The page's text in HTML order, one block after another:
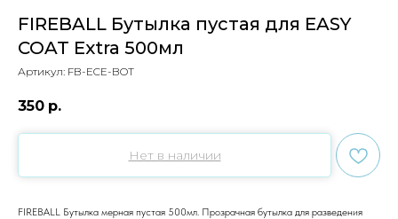
FIREBALL Бутылка пустая для EASY
COAT Extra 500мл
Артикул: FB-ECE-BOT
350 р.
Нет в наличии
FIREBALL Бутылка мерная пустая 500мл. Прозрачная бутылка для разведения